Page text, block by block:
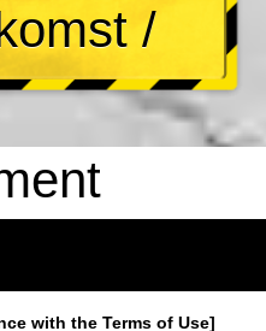
/
with the Terms of Use]